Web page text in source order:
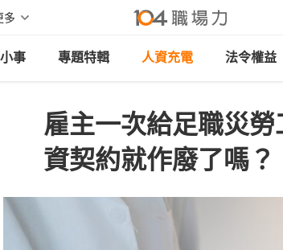
多
事 專題特輯 人資充電 法令權益
雇主一次給足職災
資契約就作廢了嗎？